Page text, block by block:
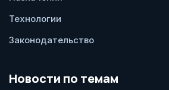
Технологии
Законодательство
Новости по темам